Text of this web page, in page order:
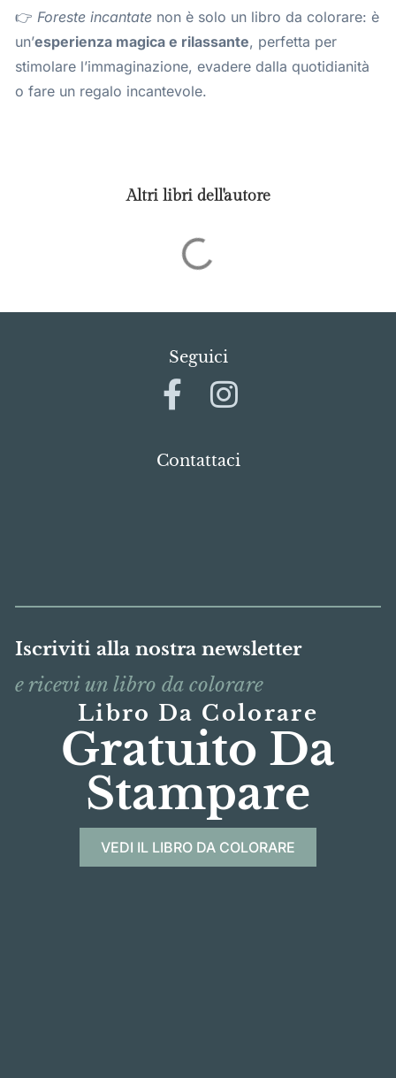
👉 Foreste incantate non è solo un libro da colorare: è
un’esperienza magica e rilassante, perfetta per
stimolare l’immaginazione, evadere dalla quotidianità
o fare un regalo incantevole.
Altri libri dell'autore
Seguici
Contattaci
Iscriviti alla nostra newsletter
e ricevi un libro da colorare
Libro Da Colorare
Gratuito Da
Stampare
VEDI IL LIBRO DA COLORARE